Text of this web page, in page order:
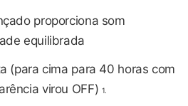
proporciona som
equilibrada
(para cima para 40 horas com
virou OFF) 1.